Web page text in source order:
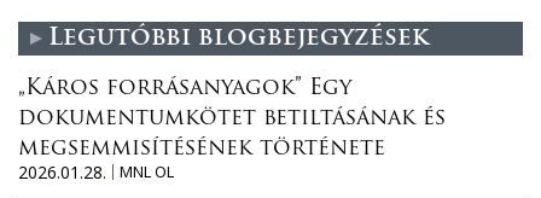
Legutóbbi blogbejegyzések
„Káros forrásanyagok” Egy
dokumentumkötet betiltásának és
megsemmisítésének története
2026.01.28.
MNL OL